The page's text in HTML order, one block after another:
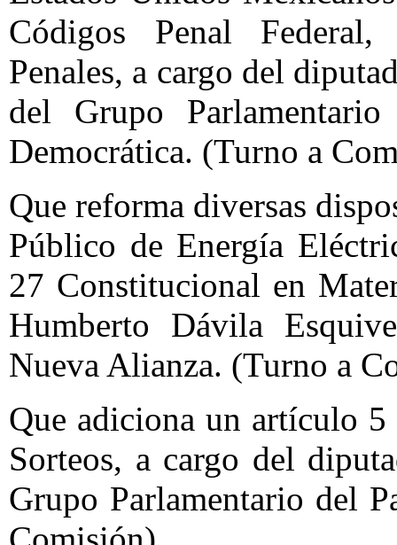
Códigos Penal
Penales, a cargo del
del Grupo
Democrática. (Turno a
Que reforma diversas
Público de Energía
27 Constitucional en
Humberto Dávila
Nueva Alianza. (Turno a
Que adiciona un artículo
Sorteos, a cargo del
Grupo Parlamentario del